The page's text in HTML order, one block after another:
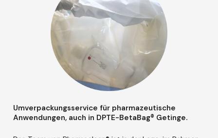
Umverpackungsservice für pharmazeutische
Anwendungen, auch in DPTE-BetaBag® Getinge.